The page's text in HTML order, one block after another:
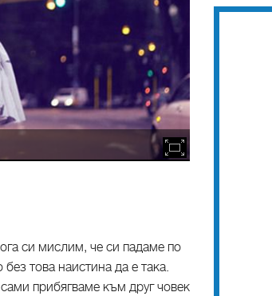
си мислим, че си падаме по
без това наистина да е така.
прибягваме към друг човек